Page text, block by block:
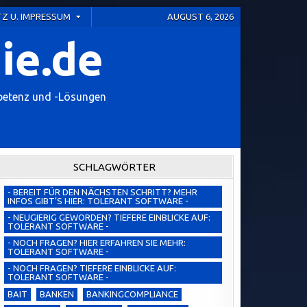
U. IMPRESSUM AUGUST 6, 2026
und -Lösungen
SCHLAGWÖRTER
- BEREIT FÜR DEN NÄCHSTEN SCHRITT? MEHR
INFOS GIBT’S HIER: TOLERANT SOFTWARE -
- NEUGIERIG GEWORDEN? TIEFERE EINBLICKE AUF:
TOLERANT SOFTWARE -
- NOCH FRAGEN? HIER ERFAHREN SIE MEHR:
TOLERANT SOFTWARE -
- NOCH FRAGEN? TIEFERE EINBLICKE AUF:
TOLERANT SOFTWARE -
BAIT
BANKEN
BANKINGCOMPLIANCE